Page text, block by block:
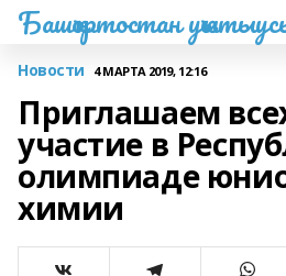
Башҡортостан
Новости 4 МАРТА 2019, 12:16
Приглашаем
участие в
олимпиаде
химии